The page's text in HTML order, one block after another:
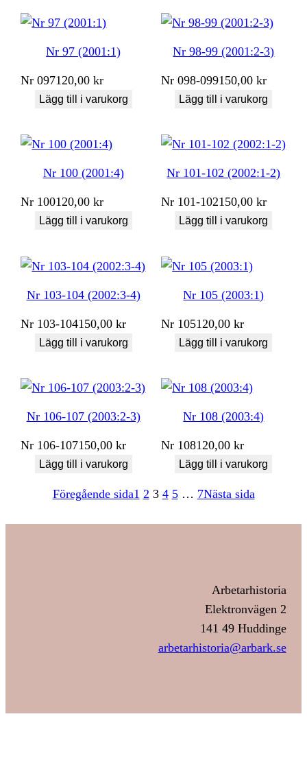
Nr 97 (2001:1)
Nr 097120,00kr
Lägg till i varukorg
Nr 98-99 (2001:2-3)
Nr 098-099150,00kr
Lägg till i varukorg
Nr 100 (2001:4)
Nr 100120,00kr
Lägg till i varukorg
Nr 101-102 (2002:1-2)
Nr 101-102150,00kr
Lägg till i varukorg
Nr 103-104 (2002:3-4)
Nr 103-104150,00kr
Lägg till i varukorg
Nr 105 (2003:1)
Nr 105120,00kr
Lägg till i varukorg
Nr 106-107 (2003:2-3)
Nr 106-107150,00kr
Lägg till i varukorg
Nr 108 (2003:4)
Nr 108120,00kr
Lägg till i varukorg
Föregående sida1 2 3 4 5 … 7Nästa sida
Arbetarhistoria
Elektronvägen 2
141 49 Huddinge
arbetarhistoria@arbark.se